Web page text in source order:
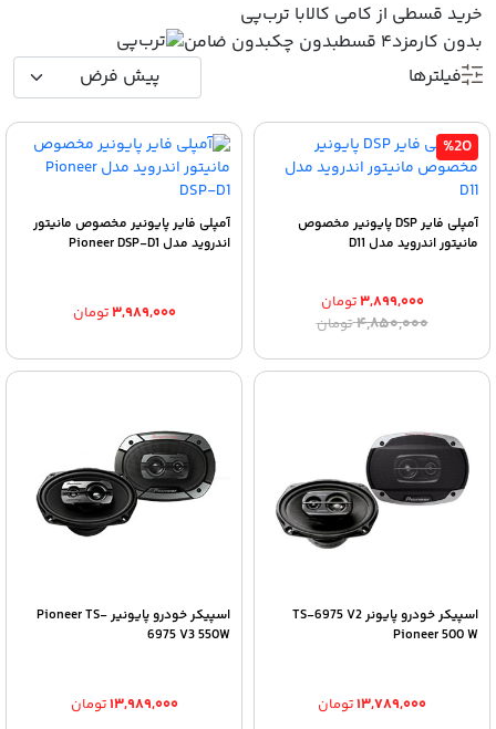
خرید قسطی از کامی کالابا ترب‌پی
بدون کارمزد۴ قسط بدون چکبدون ضامن
فیلترها
%20
آمپلی فایر DSP پایونیر مخصوص
مانیتور اندروید مدل D11
۴,۸۵۰,۰۰۰تومانقیمت
۴,۸۵۰,۰۰۰ تومان
۳,۸۹۹,۰۰۰تومان
قیمت
۳,۸۹۹,۰۰۰ تومان.
آمپلی فایر پایونیر مخصوص مانیتور
اندروید مدل Pioneer DSP-D1
۳,۹۸۹,۰۰۰تومان
اسپیکر خودرو پایونر TS-6975 V2
Pioneer 500 W
۱۳,۷۸۹,۰۰۰تومان
اسپیکر خودرو پایونیر Pioneer TS-
6975 V3 550W
۱۳,۹۸۹,۰۰۰تومان